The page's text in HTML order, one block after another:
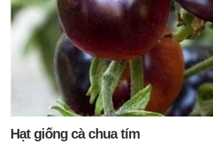
Hạt giống cà chua tím